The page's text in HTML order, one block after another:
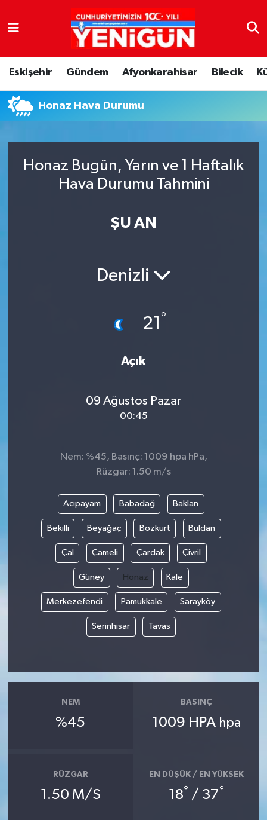
Eskişehir Gündem Afyonkarahisar Bilecik
Honaz Hava Durumu
Honaz Bugün, Yarın ve 1 Haftalık
Hava Durumu Tahmini
ŞU AN
Denizli
21 °
Açık
09 Ağustos Pazar
00:45
Nem: %45, Basınç: 1009 hpa hPa,
Rüzgar: 1.50 m/s
Acıpayam Babadağ Baklan
Bekilli Beyağaç Bozkurt Buldan
Çal Çameli Çardak Çivril
Güney Honaz Kale
Merkezefendi Pamukkale Sarayköy
Serinhisar Tavas
NEM
%45
BASINÇ
1009 HPA hpa
RÜZGAR
1.50 M/S
EN DÜŞÜK / EN YÜKSEK
18° / 37°
Nöbetçi Eczaneler
Hava Durumu
Trafik Durumu
Tüm Manşetler